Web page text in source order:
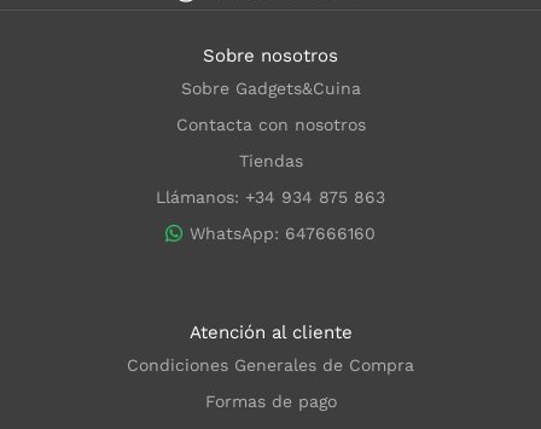
Sobre nosotros
Sobre Gadgets&Cuina
Contacta con nosotros
Tiendas
Llámanos: +34 934 875 863
WhatsApp: 647666160
Atención al cliente
Condiciones Generales de Compra
Formas de pago